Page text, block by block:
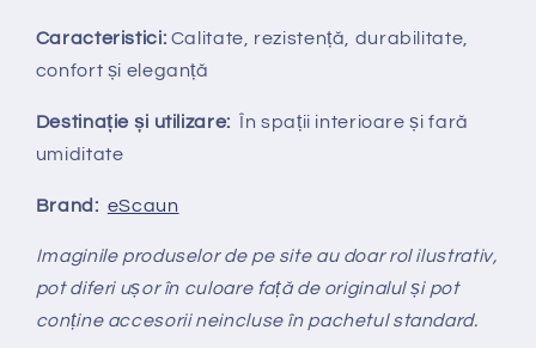
Caracteristici: Calitate, rezistență, durabilitate,
confort și eleganță
Destinație și utilizare: În spații interioare și fară
umiditate
Brand: eScaun
Imaginile produselor de pe site au doar rol ilustrativ,
pot diferi ușor în culoare față de originalul și pot
conține accesorii neincluse în pachetul standard.